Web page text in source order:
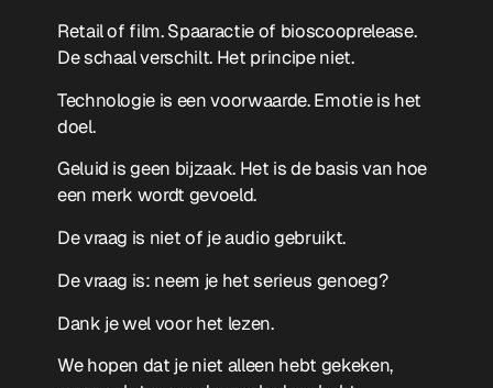
Retail of film. Spaaractie of bioscooprelease.
De schaal verschilt. Het principe niet.
Technologie is een voorwaarde. Emotie is het
doel.
Geluid is geen bijzaak. Het is de basis van hoe
een merk wordt gevoeld.
De vraag is niet of je audio gebruikt.
De vraag is: neem je het serieus genoeg?
Dank je wel voor het lezen.
We hopen dat je niet alleen hebt gekeken,